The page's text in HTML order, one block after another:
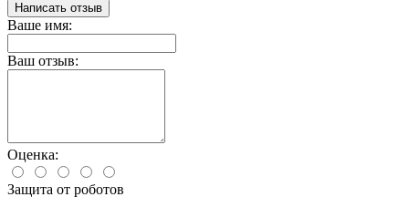
Написать отзыв
Ваше имя:
Ваш отзыв:
Оценка:
Защита от роботов